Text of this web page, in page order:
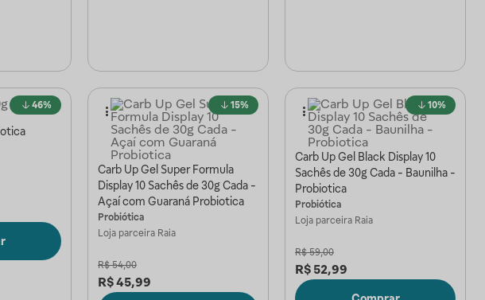
46% 15%
Carb Up Gel Super Formula
Display 10 Sachês de 30g Cada -
Açaí com Guaraná Probiotica
Probiótica
Loja parceira Raia
R$ 54,00
R$45,99
10%
Carb Up Gel Black Display 10
Sachês de 30g Cada - Baunilha -
Probiotica
Probiótica
Loja parceira Raia
R$ 59,00
R$ 52,99